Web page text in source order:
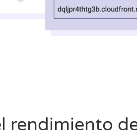
rendimiento